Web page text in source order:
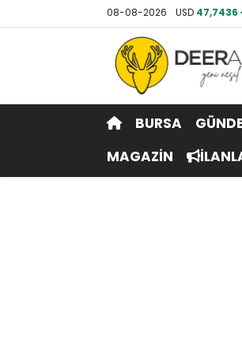
08-08-2026 USD 47,7436
BURSA
MAGAZİN
Hava Durumu
Trafik Durumu
Tüm Manşetler